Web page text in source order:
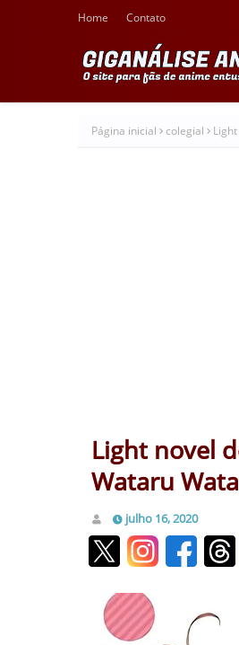
Home Contato
Página inicial colegial
Light novel
Wataru
julho 16, 2020